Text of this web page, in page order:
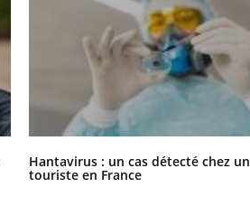
Hantavirus : un cas détecté chez un
touriste en France